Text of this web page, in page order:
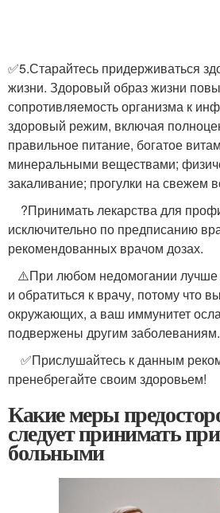
✅5.Старайтесь придерживаться
жизни. Здоровый образ жизни
сопротивляемость организма к
здоровый режим, включая
правильное питание, богатое
минеральными веществами;
закаливание; прогулки на свежем
?Принимать лекарства для
исключительно по предписанию
рекомендованных врачом дозах.
⚠️При любом недомогании лучше
и обратиться к врачу, потому что
окружающих, а ваш иммунитет
подвержены другим заболеваниям.
✅Прислушайтесь к данным
пренебрегайте своим здоровьем!
Какие меры
следует принимать
больными